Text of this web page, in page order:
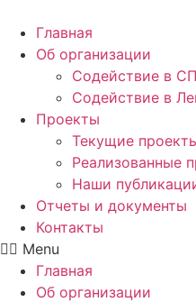
Главная
Об организации
Содействие в
Содействие в
Проекты
Текущие
Реализованные
Наши
Отчеты и документы
Контакты
Menu
Главная
Об организации